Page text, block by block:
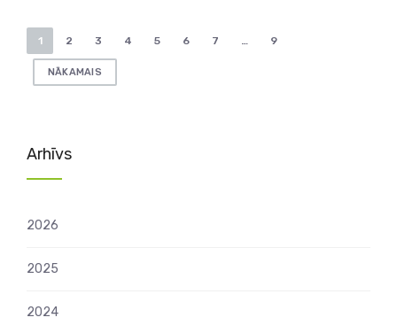
Ziņu
numerācija
pēc
1 2 3 4 5 6 7 9
NĀKAMAIS
Arhīvs
2026
2025
2024